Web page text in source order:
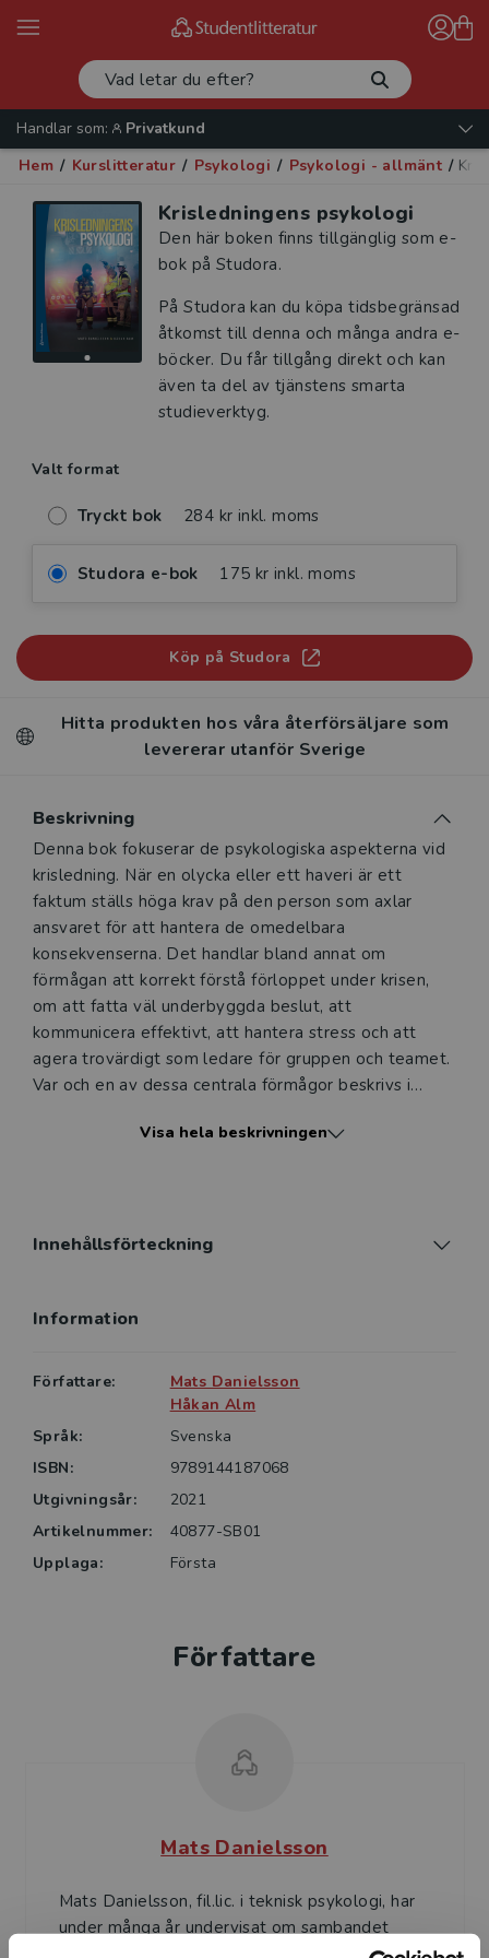
Handlar som:
Privatkund
Hem / Kurslitteratur / Psykologi / Psykologi - allmänt /
Krisledningens psykologi
Den här boken finns tillgänglig som e-
bok på Studora.
På Studora kan du köpa tidsbegränsad
åtkomst till denna och många andra e-
böcker. Du får tillgång direkt och kan
även ta del av tjänstens smarta
studieverktyg.
Valt format
Tryckt bok 284 kr inkl. moms
Studora e-bok 175 kr inkl. moms
Köp på Studora
Hitta produkten hos våra återförsäljare som
levererar utanför Sverige
Beskrivning
Beskrivning
Denna bok fokuserar de psykologiska aspekterna vid
krisledning. När en olycka eller ett haveri är ett
faktum ställs höga krav på den person som axlar
ansvaret för att hantera de omedelbara
konsekvenserna. Det handlar bland annat om
förmågan att korrekt förstå förloppet under krisen,
om att fatta väl underbyggda beslut, att
kommunicera effektivt, att hantera stress och att
agera trovärdigt som ledare för gruppen och teamet.
Var och en av dessa centrala förmågor beskrivs i
konkreta exempel från stora olyckor och
personer som läser grund- och fortbildningar med
till andra operatörer i säkerhetskritiska verksamheter.
Visa hela beskrivningen
Innehållsförteckning
Information
Författare:
Mats Danielsson
Håkan Alm
Språk:
Svenska
ISBN:
9789144187068
Utgivningsår:
2021
Artikelnummer:
40877-SB01
Upplaga:
Första
Författare
Mats Danielsson
Mats Danielsson, fil.lic. i teknisk psykologi, har
under många år undervisat om sambandet
mellan människa, teknik och organisation på